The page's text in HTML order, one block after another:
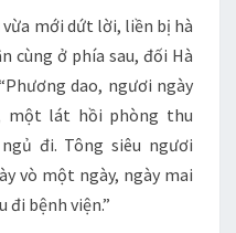
mới dứt lời, liền bị hà
cùng ở phía sau, đối Hà
dao, ngươi ngày
một lát hồi phòng thu
đi. Tông siêu ngươi
vò một ngày, ngày mai
đi bệnh viện.”